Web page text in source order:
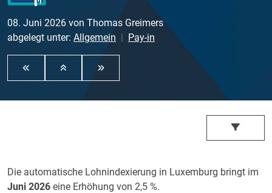
08. Juni 2026 von Thomas Greimers
abgelegt unter: Allgemein Pay-in
Die automatische Lohnindexierung in Luxemburg bringt im
Juni 2026 eine Erhöhung von 2,5 %.